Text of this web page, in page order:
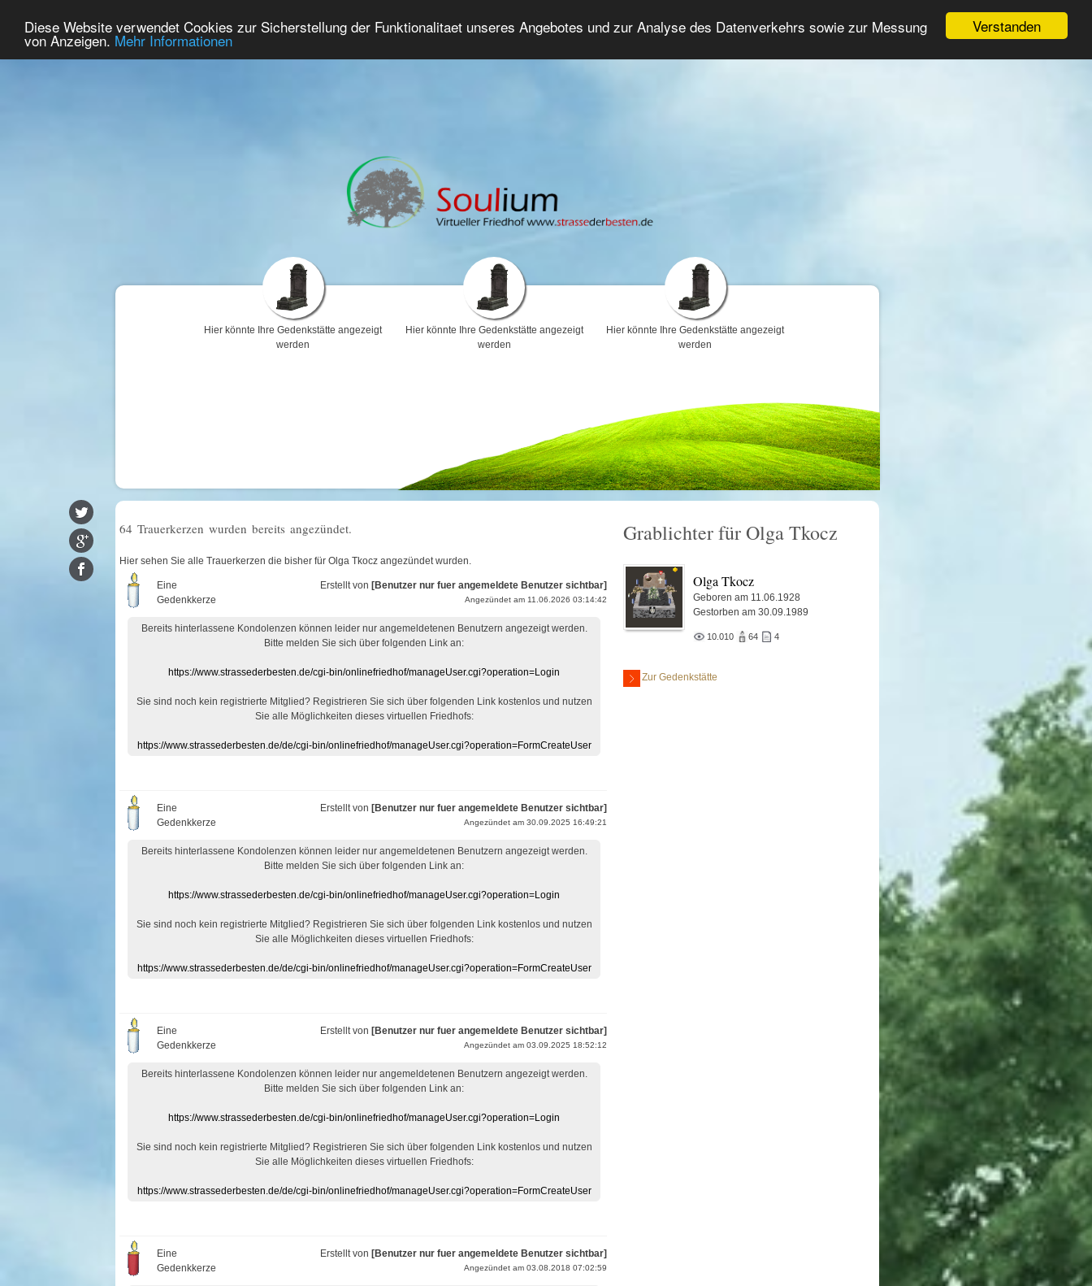
Verstanden
Diese Website verwendet Cookies zur Sicherstellung der Funktionalitaet unseres Angebotes und zur Analyse des Datenverkehrs sowie zur Messung
von Anzeigen. Mehr Informationen
Home Premium Gedenken Trauerforum Erweiterte Suche Anmelden
Hier könnte Ihre Gedenkstätte angezeigt
werden
Hier könnte Ihre Gedenkstätte angezeigt
werden
Hier könnte Ihre Gedenkstätte angezeigt
werden
64 Trauerkerzen wurden bereits angezündet.
Hier sehen Sie alle Trauerkerzen die bisher für Olga Tkocz angezündet wurden.
Eine
Gedenkkerze
Erstellt von [Benutzer nur fuer angemeldete Benutzer sichtbar]
Angezündet am 11.06.2026 03:14:42
Bereits hinterlassene Kondolenzen können leider nur angemeldetenen Benutzern angezeigt werden.
Bitte melden Sie sich über folgenden Link an:
https://www.strassederbesten.de/cgi-bin/onlinefriedhof/manageUser.cgi?operation=Login
Sie sind noch kein registrierte Mitglied? Registrieren Sie sich über folgenden Link kostenlos und nutzen
Sie alle Möglichkeiten dieses virtuellen Friedhofs:
https://www.strassederbesten.de/de/cgi-bin/onlinefriedhof/manageUser.cgi?operation=FormCreateUser
Eine
Gedenkkerze
Erstellt von [Benutzer nur fuer angemeldete Benutzer sichtbar]
Angezündet am 30.09.2025 16:49:21
Bereits hinterlassene Kondolenzen können leider nur angemeldetenen Benutzern angezeigt werden.
Bitte melden Sie sich über folgenden Link an:
https://www.strassederbesten.de/cgi-bin/onlinefriedhof/manageUser.cgi?operation=Login
Sie sind noch kein registrierte Mitglied? Registrieren Sie sich über folgenden Link kostenlos und nutzen
Sie alle Möglichkeiten dieses virtuellen Friedhofs:
https://www.strassederbesten.de/de/cgi-bin/onlinefriedhof/manageUser.cgi?operation=FormCreateUser
Eine
Gedenkkerze
Erstellt von [Benutzer nur fuer angemeldete Benutzer sichtbar]
Angezündet am 03.09.2025 18:52:12
Bereits hinterlassene Kondolenzen können leider nur angemeldetenen Benutzern angezeigt werden.
Bitte melden Sie sich über folgenden Link an:
https://www.strassederbesten.de/cgi-bin/onlinefriedhof/manageUser.cgi?operation=Login
Sie sind noch kein registrierte Mitglied? Registrieren Sie sich über folgenden Link kostenlos und nutzen
Sie alle Möglichkeiten dieses virtuellen Friedhofs:
https://www.strassederbesten.de/de/cgi-bin/onlinefriedhof/manageUser.cgi?operation=FormCreateUser
Eine
Gedenkkerze
Erstellt von [Benutzer nur fuer angemeldete Benutzer sichtbar]
Angezündet am 03.08.2018 07:02:59
Grablichter für Olga Tkocz
Olga Tkocz
Geboren am 11.06.1928
Gestorben am 30.09.1989
10.010 64 4
Zur Gedenkstätte